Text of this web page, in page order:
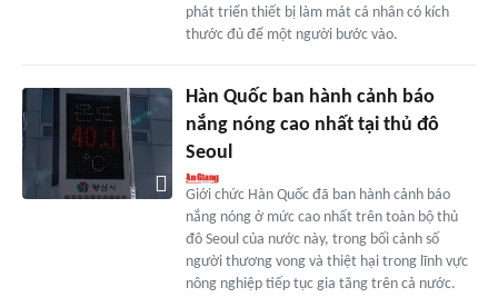
phát triển thiết bị làm mát cá nhân có kích
thước đủ để một người bước vào.
Hàn Quốc ban hành cảnh báo
nắng nóng cao nhất tại thủ đô
Seoul
Giới chức Hàn Quốc đã ban hành cảnh báo
nắng nóng ở mức cao nhất trên toàn bộ thủ
đô Seoul của nước này, trong bối cảnh số
người thương vong và thiệt hại trong lĩnh vực
nông nghiệp tiếp tục gia tăng trên cả nước.